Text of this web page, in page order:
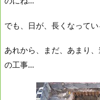
でも、日が、長くなって
あれから、まだ、あまり
の工事…